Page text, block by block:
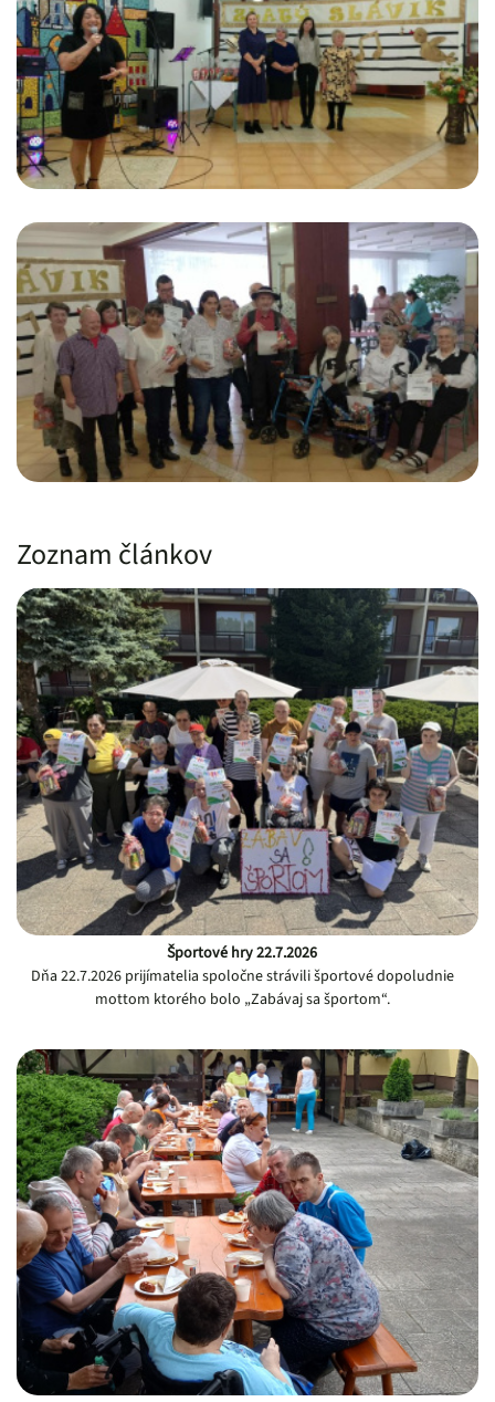
Zoznam článkov
Športové hry 22.7.2026
Dňa 22.7.2026 prijímatelia spoločne strávili športové dopoludnie
mottom ktorého bolo „Zabávaj sa športom“.